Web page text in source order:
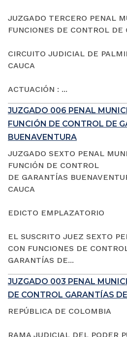
JUZGADO TERCERO PENAL
FUNCIONES DE CONTROL DE
CIRCUITO JUDICIAL DE
CAUCA
ACTUACIÓN : ...
JUZGADO 006 PENAL
FUNCIÓN DE CONTROL DE
BUENAVENTURA
JUZGADO SEXTO PENAL
FUNCIÓN DE CONTROL
DE GARANTÍAS
CAUCA
EDICTO EMPLAZATORIO
EL SUSCRITO JUEZ SEXTO
CON FUNCIONES DE
GARANTÍAS DE...
JUZGADO 003 PENAL
DE CONTROL GARANTÍAS
REPÚBLICA DE COLOMBIA
RAMA JUDICIAL DEL PODER